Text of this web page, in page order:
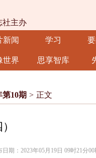
社主办
新闻 学习
世界 思享智库
第10期 > 正文
期：2023年05月19日 09时21分